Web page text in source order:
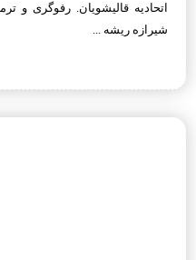
اتحادیه قالیشویان. رفوگری و
شیرازه ریشه ...